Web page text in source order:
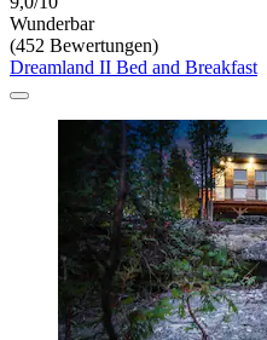
Wunderbar
(452 Bewertungen)
Dreamland II Bed and Breakfast